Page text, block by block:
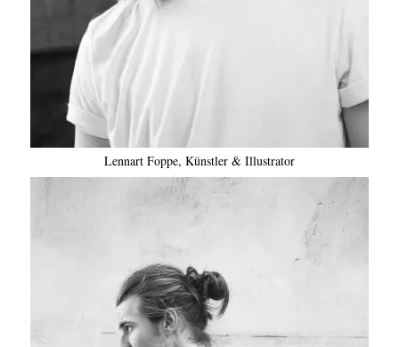
Lennart Foppe, Künstler & Illustrator